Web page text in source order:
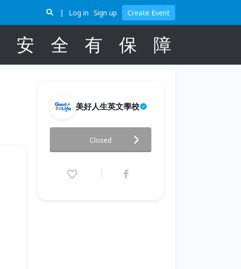
Log in Sign up Create Event
安 全 有 保 障
美好人生英文學校
(Toastmasters) 10/4
2024.10.04 (Fri) 19:15 - 21:15
Closed